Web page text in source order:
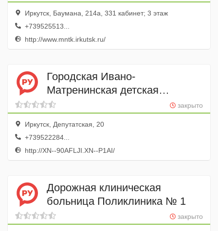
Иркутск, Баумана, 214а, 331 кабинет; 3 этаж
+739525513...
http://www.mntk.irkutsk.ru/
Городская Ивано-
Матренинская детская
клиническая больница
закрыто
Иркутск, Депутатская, 20
+739522284...
http://XN--90AFLJI.XN--P1AI/
Дорожная клиническая
больница Поликлиника № 1
закрыто